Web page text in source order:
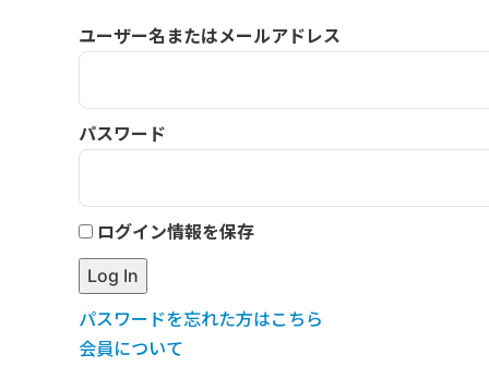
ユーザー名またはメールアドレス
パスワード
ログイン情報を保存
パスワードを忘れた方はこちら
会員について